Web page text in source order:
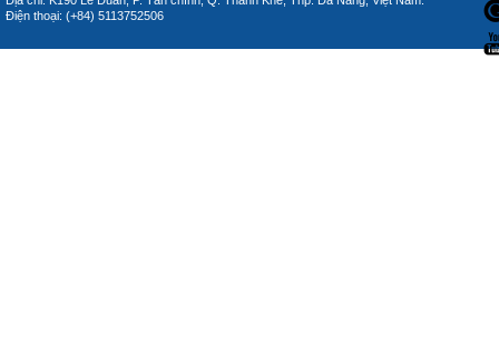
Điện thoại: (+84) 5113752506